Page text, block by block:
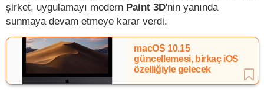
şirket, uygulamayı modern Paint 3D'nin yanında
sunmaya devam etmeye karar verdi.
macOS 10.15
güncellemesi, birkaç iOS
özelliğiyle gelecek